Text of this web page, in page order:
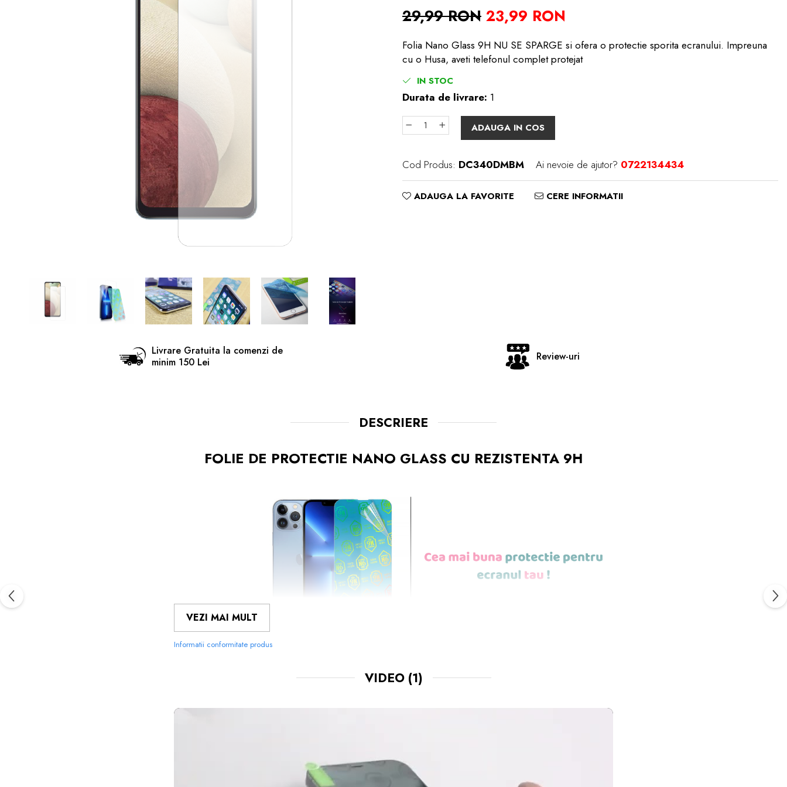
29,99 RON 23,99 RON
Folia Nano Glass 9H NU SE SPARGE si ofera o protectie sporita ecranului. Impreuna
cu o Husa, aveti telefonul complet protejat
IN STOC
Durata de livrare: 1
ADAUGA IN COS
Cod Produs: DC340DMBM Ai nevoie de ajutor? 0722134434
ADAUGA LA FAVORITE CERE INFORMATII
Livrare Gratuita la comenzi de
minim 150 Lei
Review-uri
DESCRIERE
FOLIE DE PROTECTIE NANO GLASS CU REZISTENTA 9H
MATERIALUL FOLOSIT IN PRODUCEREA FOLIILOR
PE CARE O STIM CU TOTII, CI ESTE
VEZI MAI MULT
Informatii conformitate produs
VIDEO (1)